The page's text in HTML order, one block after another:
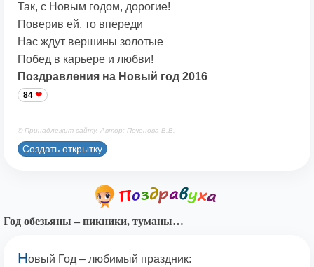
Так, с Новым годом, дорогие!
Поверив ей, то впереди
Нас ждут вершины золотые
Побед в карьере и любви!
Поздравления на Новый год 2016
84
© Принадлежит сайту. Автор: Печенова В.В.
Создать открытку
Год обезьяны – пикники, туманы…
Новый Год – любимый праздник: